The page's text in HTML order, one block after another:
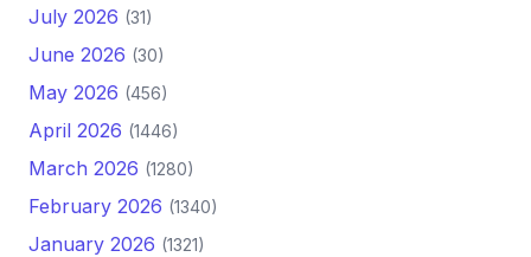
July 2026 (31)
June 2026 (30)
May 2026 (456)
April 2026 (1446)
March 2026 (1280)
February 2026 (1340)
January 2026 (1321)